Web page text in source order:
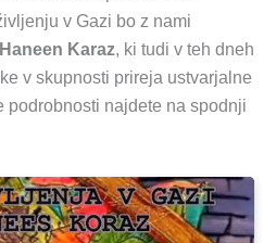
v Gazi bo z nami
Haneen Karaz, ki tudi v teh dneh
v skupnosti prireja ustvarjalne
podrobnosti najdete na spodnji